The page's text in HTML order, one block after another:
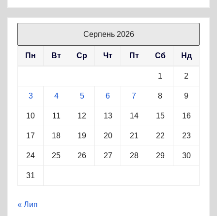
Серпень 2026
Пн Вт Ср Чт Пт Сб Нд
1 2
3 4 5 6 7 8 9
10 11 12 13 14 15 16
17 18 19 20 21 22 23
24 25 26 27 28 29 30
31
« Лип